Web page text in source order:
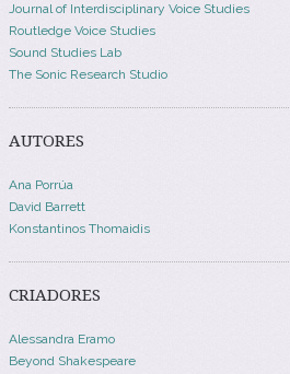
Journal of Interdisciplinary Voice Studies
Routledge Voice Studies
Sound Studies Lab
The Sonic Research Studio
AUTORES
Ana Porrúa
David Barrett
Konstantinos Thomaidis
CRIADORES
Alessandra Eramo
Beyond Shakespeare